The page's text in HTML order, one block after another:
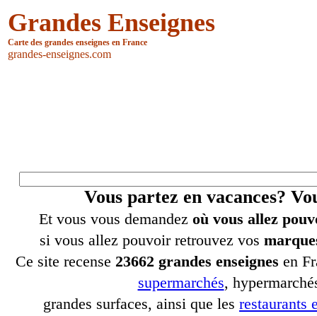
Grandes Enseignes
Carte des grandes enseignes en France
grandes-enseignes.com
Vous partez en vacances?
Et vous vous demandez où vous allez
si vous allez pouvoir retrouvez vos
Ce site recense 23662 grandes enseignes en
supermarchés,
grandes surfaces, ainsi que les restaurants